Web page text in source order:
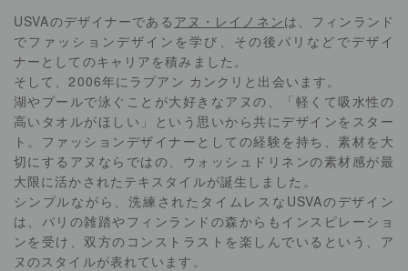
USVAのデザイナーである アヌ・レイノネンは、フィンランド
でファッションデザインを学び、その後パリなどでデザイ
ナーとしてのキャリアを積みました。
そして、2006年にラプアン カンクリと出会います。
湖やプールで泳ぐことが大好きなアヌの、「軽くて吸水性の
高いタオルがほしい」という思いから共にデザインをスター
ト。ファッションデザイナーとしての経験を持ち、素材を大
切にするアヌならではの、ウォッシュドリネンの素材感が最
大限に活かされたテキスタイルが誕生しました。
シンプルながら、洗練されたタイムレスなUSVAのデザイン
は、パリの雑踏やフィンランドの森からもインスピレーショ
ンを受け、双方のコンストラストを楽しんでいるという、ア
ヌのスタイルが表れています。